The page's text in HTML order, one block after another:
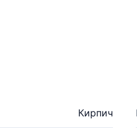
Кирпич